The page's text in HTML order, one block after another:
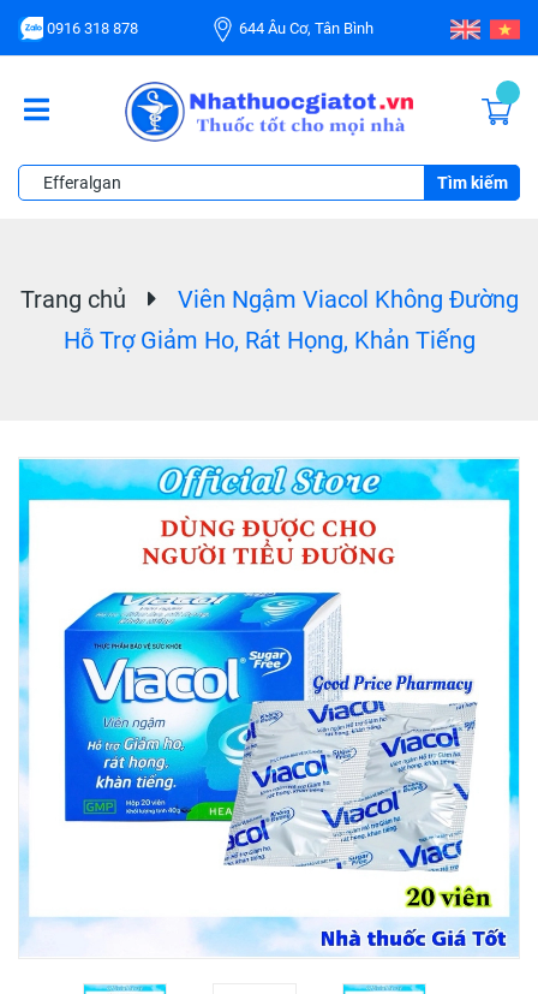
0916 318 878 644 Âu Cơ, Tân Bình
Tìm kiếm
Trang chủ
Viên Ngậm Viacol Không Đường
Hỗ Trợ Giảm Ho, Rát Họng, Khản Tiếng